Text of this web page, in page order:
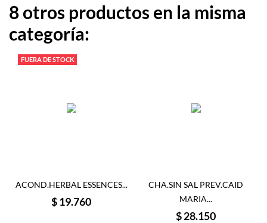
8 otros productos en la misma
categoría:
ACOND.HERBAL ESSENCES...
Precio
$ 19.760
FUERA DE STOCK
CHA.SIN SAL PREV.CAID
MARIA...
Precio
$ 28.150